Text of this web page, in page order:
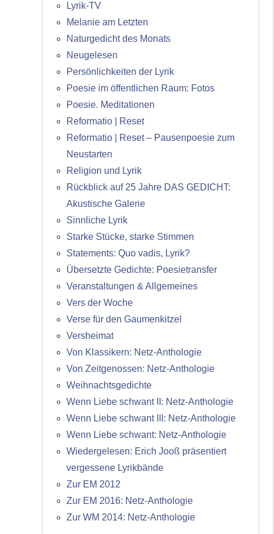
Lyrik-TV
Melanie am Letzten
Naturgedicht des Monats
Neugelesen
Persönlichkeiten der Lyrik
Poesie im öffentlichen Raum: Fotos
Poesie. Meditationen
Reformatio | Reset
Reformatio | Reset – Pausenpoesie zum
Neustarten
Religion und Lyrik
Rückblick auf 25 Jahre DAS GEDICHT:
Akustische Galerie
Sinnliche Lyrik
Starke Stücke, starke Stimmen
Statements: Quo vadis, Lyrik?
Übersetzte Gedichte: Poesietransfer
Veranstaltungen & Allgemeines
Vers der Woche
Verse für den Gaumenkitzel
Versheimat
Von Klassikern: Netz-Anthologie
Von Zeitgenossen: Netz-Anthologie
Weihnachtsgedichte
Wenn Liebe schwant II: Netz-Anthologie
Wenn Liebe schwant III: Netz-Anthologie
Wenn Liebe schwant: Netz-Anthologie
Wiedergelesen: Erich Jooß präsentiert
vergessene Lyrikbände
Zur EM 2012
Zur EM 2016: Netz-Anthologie
Zur WM 2014: Netz-Anthologie